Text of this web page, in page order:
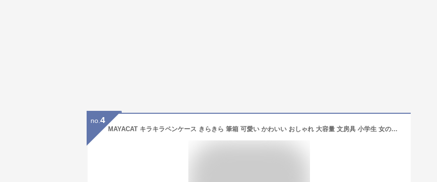
no. 4
MAYACAT キラキラペンケース きらきら 筆箱 可愛い かわいい おしゃれ 大容量 文房具 小学生 女の子 中学生 高校生 プレゼント 入学祝い 猫 ビーズ 収納 持ち運び (パープル)